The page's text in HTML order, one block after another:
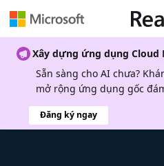
Xây dựng ứng dụng Cloud
Sẵn sàng cho AI chưa?
mở rộng ứng dụng gốc
Đăng ký ngay